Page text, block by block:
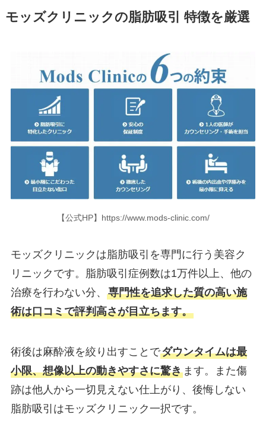
モッズクリニックの脂肪吸引 特徴を厳選
【公式HP】https://www.mods-clinic.com/
モッズクリニックは脂肪吸引を専門に行う美容ク
リニックです。脂肪吸引症例数は1万件以上、他の
治療を行わない分、 専門性を追求した質の高い施
術は口コミで評判高さが目立ちます。
術後は麻酔液を絞り出すことでダウンタイムは最
小限、想像以上の動きやすさに驚きます。また傷
跡は他人から一切見えない仕上がり、後悔しない
脂肪吸引はモッズクリニック一択です。